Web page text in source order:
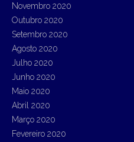
Novembro 2020
Outubro 2020
Setembro 2020
Agosto 2020
Julho 2020
Junho 2020
Maio 2020
Abril 2020
Março 2020
Fevereiro 2020